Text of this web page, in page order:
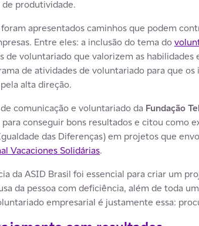
produtividade.
apresentados caminhos que podem
Entre eles: a inclusão do tema do
de voluntariado que valorizem as
de atividades de voluntariado para que
alta direção.
comunicação e voluntariado da Fundação
conseguir bons resultados e citou como
das Diferenças) em projetos que
Vacaciones Solidárias.
da ASID Brasil foi essencial para criar um
da pessoa com deficiência, além de toda
empresarial é justamente essa: